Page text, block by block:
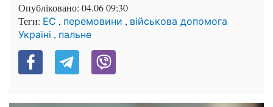
Опубліковано: 04.06 09:30
Теги: ЕС , перемовини , військова допомога
Україні , пальне